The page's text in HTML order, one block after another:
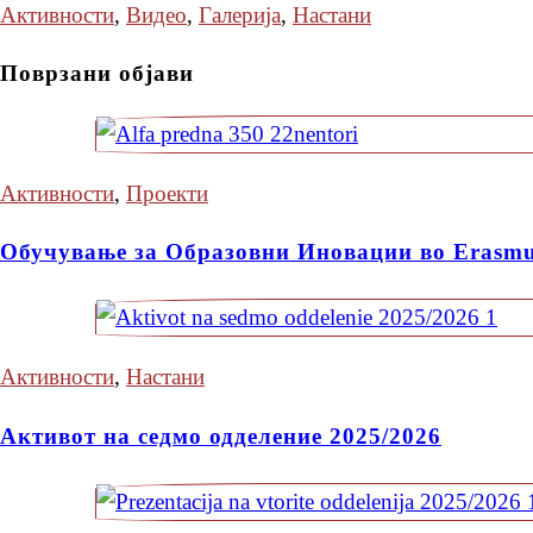
Активности, Видео, Галерија, Настани
Поврзани објави
Активности, Проекти
Обучување за Образовни Иновации во
Активности, Настани
Активот на седмо одделение 2025/2026